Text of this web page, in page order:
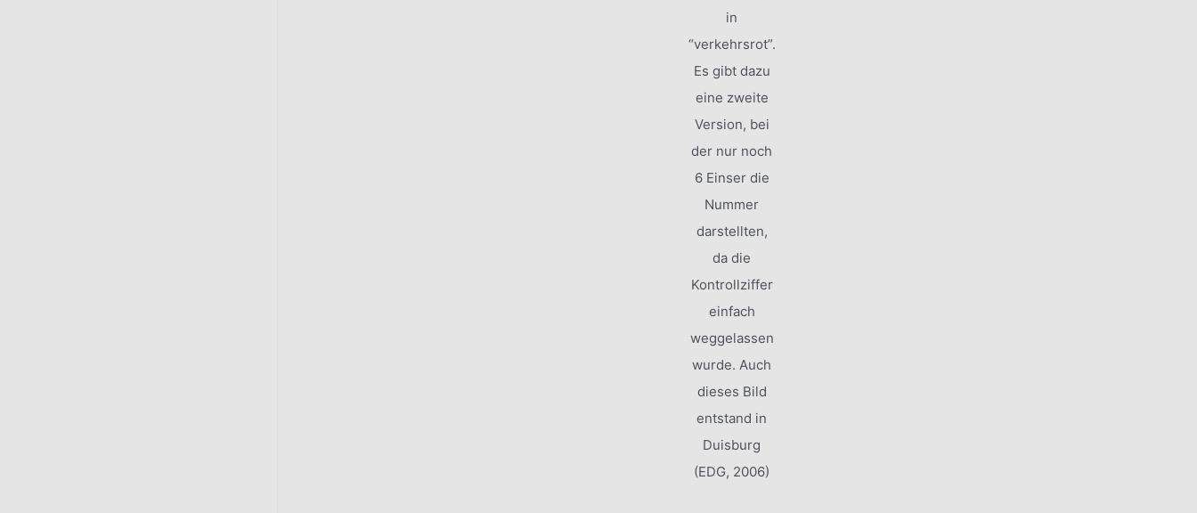
in
“verkehrsrot”.
Es gibt dazu
eine zweite
Version, bei
der nur noch
6 Einser die
Nummer
darstellten,
da die
Kontrollziffer
einfach
weggelassen
wurde. Auch
dieses Bild
entstand in
Duisburg
(EDG, 2006)